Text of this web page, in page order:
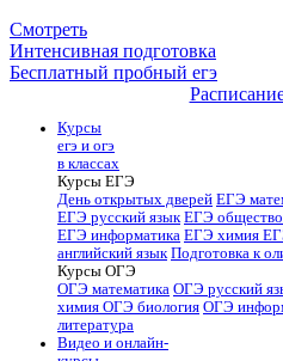
Смотреть
Интенсивная подготовка
Бесплатный пробный егэ
Курсы
егэ и огэ
в классах
Курсы ЕГЭ
День открытых дверей ЕГЭ
ЕГЭ русский язык ЕГЭ
ЕГЭ информатика ЕГЭ химия
английский язык Подготовка к
Курсы ОГЭ
ОГЭ математика ОГЭ русский
химия ОГЭ биология ОГЭ
литература
Видео и онлайн-